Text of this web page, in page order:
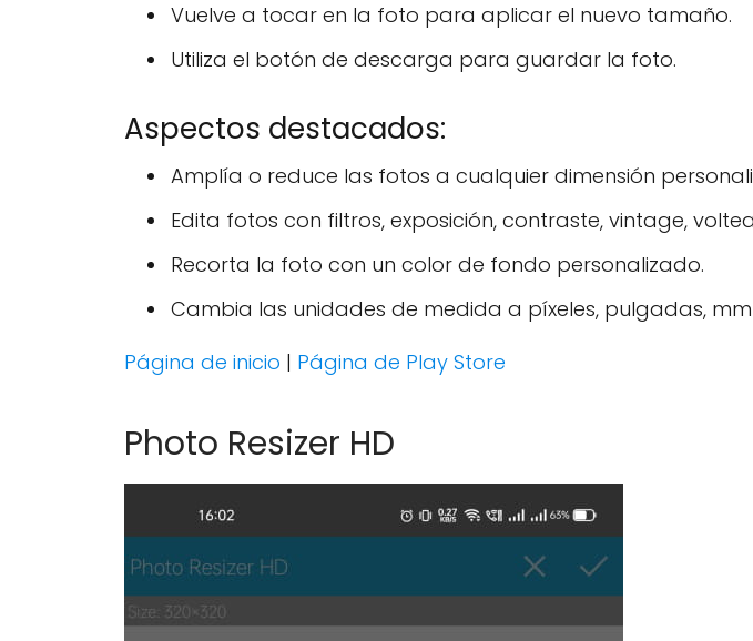
Vuelve a tocar en la foto para aplicar el nuevo tamaño.
Utiliza el botón de descarga para guardar la foto.
Aspectos destacados:
Amplía o reduce las fotos a cualquier dimensión
Edita fotos con filtros, exposición, contraste, vintage,
Recorta la foto con un color de fondo personalizado.
Cambia las unidades de medida a píxeles, pulgadas,
Página de inicio | Página de Play Store
Photo Resizer HD